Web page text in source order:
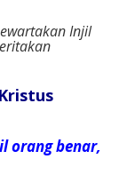
Injil
orang benar,